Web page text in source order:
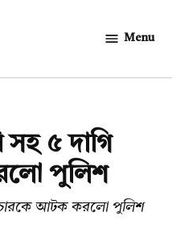
Menu
সহ ৫ দাগি
পুলিশ
চোরকে আটক করলো পুলিশ